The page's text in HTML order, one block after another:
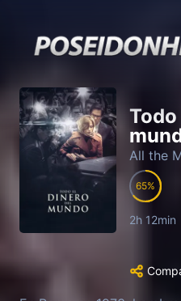
All the
65
2h 12min